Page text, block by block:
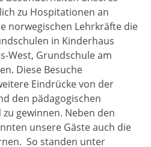
zu Hospitationen an
norwegischen Lehrkräfte die
in Kinderhaus
West, Grundschule am
Diese Besuche
Eindrücke von der
den pädagogischen
gewinnen. Neben den
unsere Gäste auch die
So standen unter